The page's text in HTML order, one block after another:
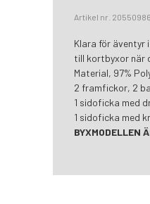
Artikel nr.
Klara för äventyr
till kortbyxor när
Material, 97%
2 framfickor, 2
1 sidoficka med
1 sidoficka med
BYXMODELLEN